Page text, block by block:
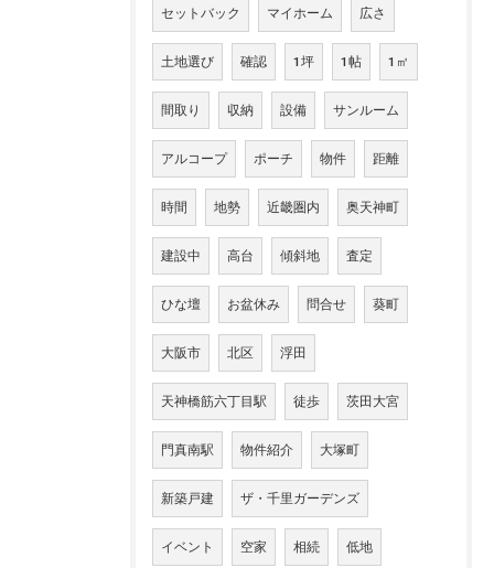
セットバック マイホーム 広さ
土地選び 確認 1坪 1帖 1㎡
間取り 収納 設備 サンルーム
アルコープ ポーチ 物件 距離
時間 地勢 近畿圏内 奥天神町
建設中 高台 傾斜地 査定
ひな壇 お盆休み 問合せ 葵町
大阪市 北区 浮田
天神橋筋六丁目駅 徒歩 茨田大宮
門真南駅 物件紹介 大塚町
新築戸建 ザ・千里ガーデンズ
イベント 空家 相続 低地